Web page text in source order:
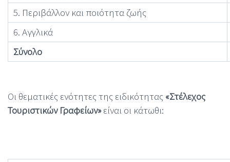
5. Περιβάλλον και ποιότητα ζωής
6. Αγγλικά
Σύνολο
Οι θεματικές ενότητες της ειδικότητας «Στέλεχος
Τουριστικών Γραφείων»είναι οι κάτωθι: